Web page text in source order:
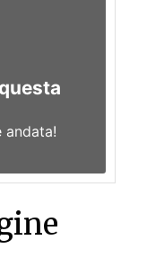
andata!